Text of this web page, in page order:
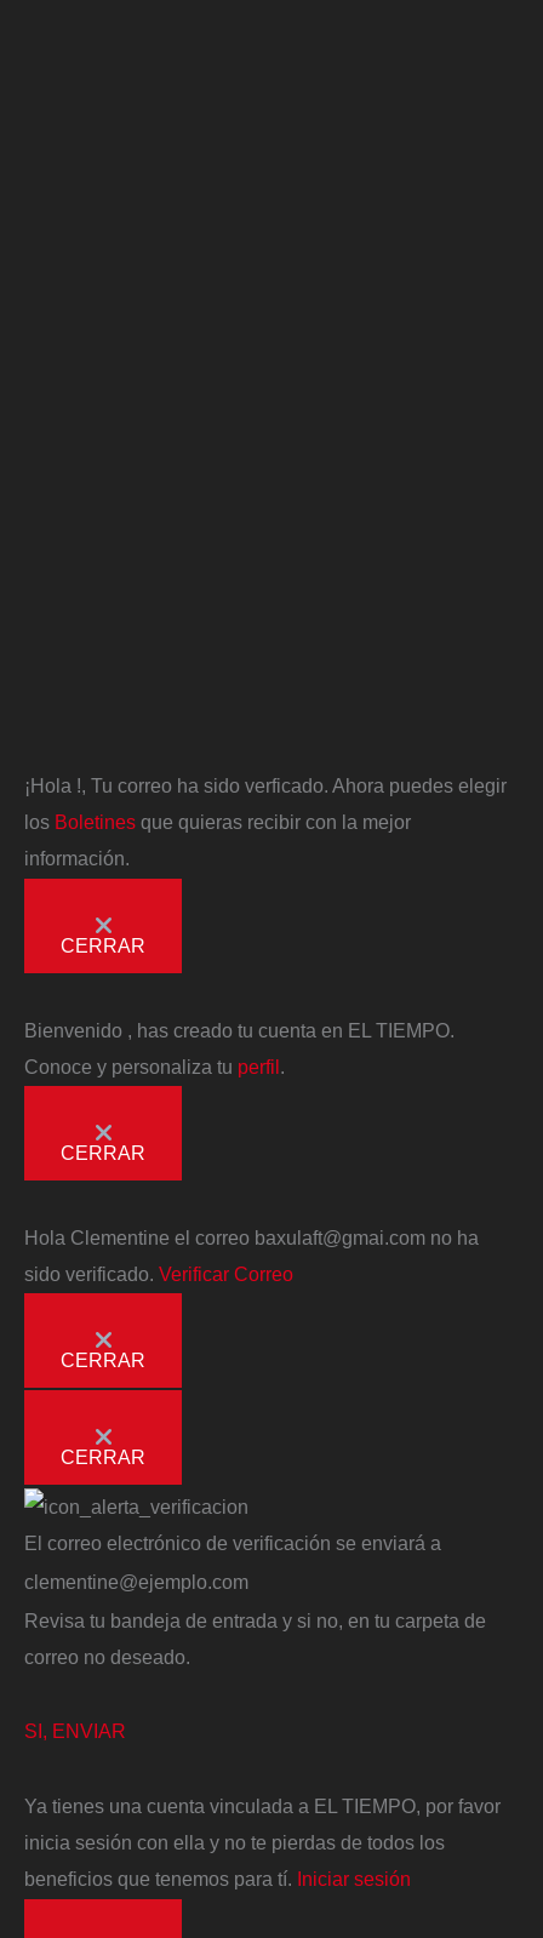
¡Hola !, Tu correo ha sido verficado. Ahora puedes elegir
los Boletines que quieras recibir con la mejor
información.
CERRAR
Bienvenido
, has creado tu cuenta en EL TIEMPO.
Conoce y personaliza tu perfil
CERRAR
Hola Clementine el correo baxulaft@gmai.com no ha
sido verificado. Verificar Correo
CERRAR
CERRAR
El correo electrónico de verificación se enviará a
clementine@ejemplo.com
Revisa tu bandeja de entrada y si no, en tu carpeta de
correo no deseado.
SI, ENVIAR
Ya tienes una cuenta vinculada a EL TIEMPO, por favor
inicia sesión con ella y no te pierdas de todos los
beneficios que tenemos para tí. Iniciar sesión